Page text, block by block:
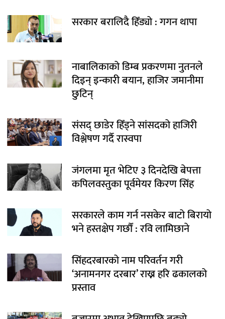
सरकार बरालिदै हिँड्यो : गगन थापा
नाबालिकाको डिम्ब प्रकरणमा नुतनले
दिइन् इन्कारी बयान, हाजिर जमानीमा
छुटिन्
संसद् छाडेर हिँड्ने सांसदको हाजिरी
विश्लेषण गर्दै रास्वपा
जंगलमा मृत भेटिए ३ दिनदेखि बेपत्ता
कपिलवस्तुका पूर्वमेयर किरण सिंह
सरकारले काम गर्न नसकेर बाटो बिरायो
भने हस्तक्षेप गर्छौं : रवि लामिछाने
सिंहदरबारको नाम परिवर्तन गरी
‘अनामनगर दरबार’ राख्न हरि ढकालको
प्रस्ताव